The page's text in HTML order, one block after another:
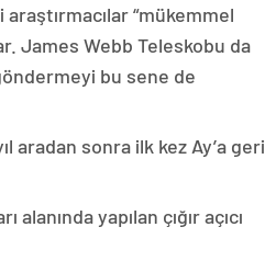
“mükemmel
James Webb Teleskobu da
bu sene de
aradan sonra ilk kez Ay’a geri
alanında yapılan çığır açıcı